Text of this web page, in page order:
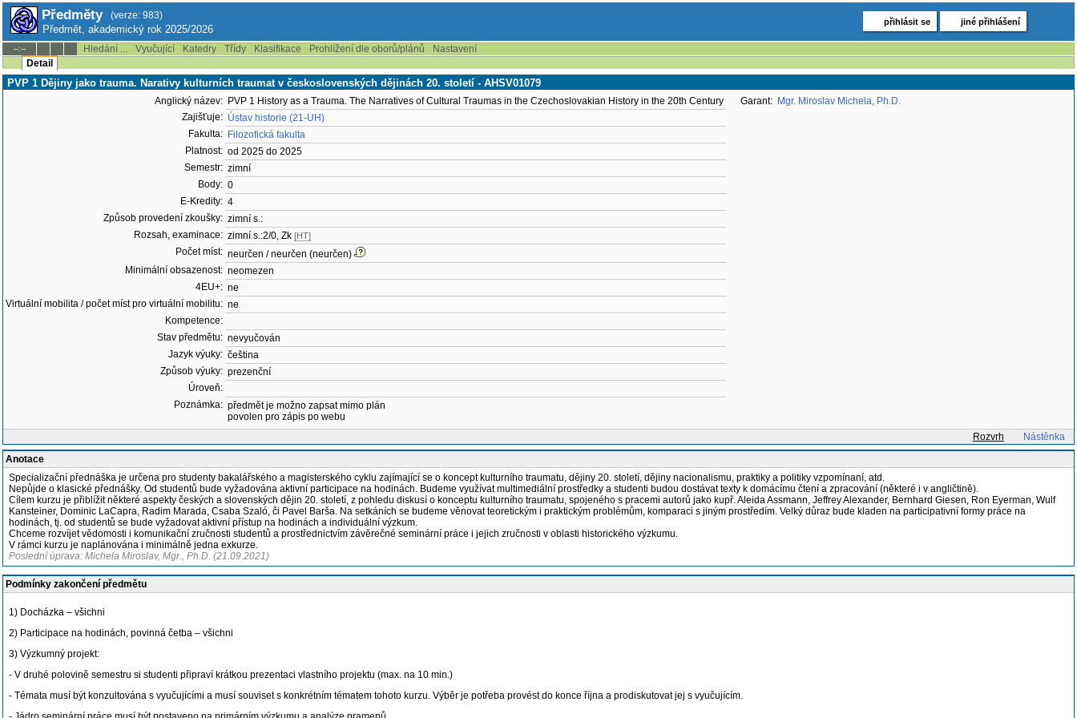
Předměty (verze: 983)
Předmět, akademický rok 2025/2026
přihlásit se jiné přihlášení
--:-- Hledání ... Vyučující Katedry Třídy Klasifikace Prohlížení dle oborů/plánů
Nastavení
Detail
PVP 1 Dějiny jako trauma. Narativy kulturních traumat v československých dějinách 20. století - AHSV01079
Anglický název: PVP 1 History as a Trauma. The Narratives of Cultural Traumas in the Czechoslovakian History in the 20th Century
Zajišťuje: Ústav historie (21-UH)
Fakulta: Filozofická fakulta
Platnost: od 2025 do 2025
Semestr: zimní
Body: 0
E-Kredity: 4
Způsob provedení zkoušky: zimní s.:
Rozsah, examinace: zimní s.:2/0, Zk [HT]
Počet míst: neurčen / neurčen (neurčen)
Minimální obsazenost: neomezen
4EU+: ne
Virtuální mobilita / počet míst pro virtuální mobilitu: ne
Kompetence:
Stav předmětu: nevyučován
Jazyk výuky: čeština
Způsob výuky: prezenční
Úroveň:
Poznámka: předmět je možno zapsat mimo plán
povolen pro zápis po webu
Garant: Mgr. Miroslav Michela, Ph.D.
Rozvrh
Nástěnka
Anotace
Specializační přednáška je určena pro studenty bakalářského a magisterského cyklu zajímající se o koncept kulturního traumatu, dějiny 20. století, dějiny nacionalismu, praktiky a politiky vzpomínaní, atd.
Nepůjde o klasické přednášky. Od studentů bude vyžadována aktivní participace na hodinách. Budeme využívat multimediální prostředky a studenti budou dostávat texty k domácímu čtení a zpracování (některé i v angličtině).
Cílem kurzu je přiblížit některé aspekty českých a slovenských dějin 20. století, z pohledu diskusí o konceptu kulturního traumatu, spojeného s pracemi autorů jako kupř. Aleida Assmann, Jeffrey Alexander, Bernhard Giesen, Ron Eyerman, Wulf
Kansteiner, Dominic LaCapra, Radim Marada, Csaba Szaló, či Pavel Barša. Na setkáních se budeme věnovat teoretickým i praktickým problémům, komparaci s jiným prostředím. Velký důraz bude kladen na participativní formy práce na
hodinách, tj. od studentů se bude vyžadovat aktivní přístup na hodinách a individuální výzkum.
Chceme rozvíjet vědomosti i komunikační zručnosti studentů a prostřednictvím závěrečné seminární práce i jejich zručnosti v oblasti historického výzkumu.
V rámci kurzu je naplánována i minimálně jedna exkurze.
Poslední úprava: Michela Miroslav, Mgr., Ph.D. (21.09.2021)
Podmínky zakončení předmětu
1) Docházka – všichni
2) Participace na hodinách, povinná četba – všichni
3) Výzkumný projekt:
- V druhé polovině semestru si studenti připraví krátkou prezentaci vlastního projektu (max. na 10 min.)
- Témata musí být konzultována s vyučujícími a musí souviset s konkrétním tématem tohoto kurzu. Výběr je potřeba provést do konce října a prodiskutovat jej s vyučujícím.